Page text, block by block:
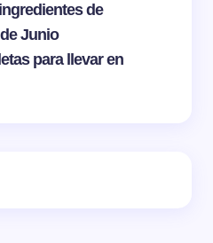
de
Junio
para llevar en